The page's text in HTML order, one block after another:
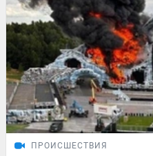
ПРОИСШЕСТВИЯ